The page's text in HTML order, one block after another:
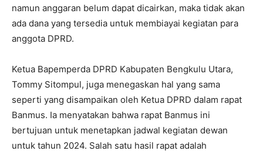
namun anggaran belum dapat dicairkan, maka tidak akan
ada dana yang tersedia untuk membiayai kegiatan para
anggota DPRD.
Ketua Bapemperda DPRD Kabupaten Bengkulu Utara,
Tommy Sitompul, juga menegaskan hal yang sama
seperti yang disampaikan oleh Ketua DPRD dalam rapat
Banmus. Ia menyatakan bahwa rapat Banmus ini
bertujuan untuk menetapkan jadwal kegiatan dewan
untuk tahun 2024. Salah satu hasil rapat adalah